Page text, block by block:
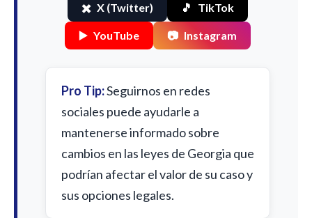
✖️ X (Twitter) 🎵 TikTok
▶️ YouTube 📷 Instagram
Pro Tip:Seguirnos en redes
sociales puede ayudarle a
mantenerse informado sobre
cambios en las leyes de Georgia que
podrían afectar el valor de su caso y
sus opciones legales.